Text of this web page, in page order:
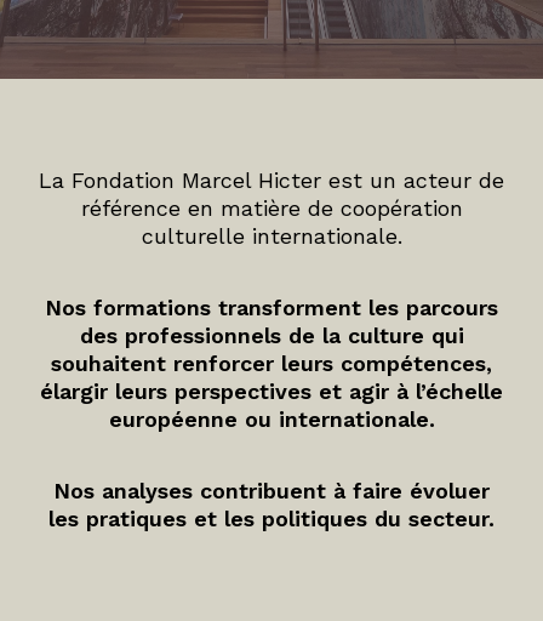
La Fondation Marcel Hicter est un acteur de
référence en matière de coopération
culturelle internationale.
Nos formations transforment les parcours
des professionnels de la culture qui
souhaitent renforcer leurs compétences,
élargir leurs perspectives et agir à l’échelle
européenne ou internationale.
Nos analyses contribuent à faire évoluer
les pratiques et les politiques du secteur.